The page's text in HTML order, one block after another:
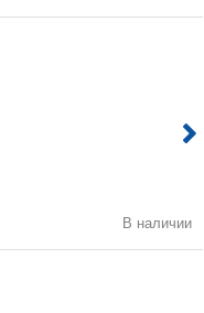
В наличии